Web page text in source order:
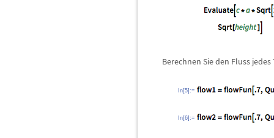
Berechnen Sie den Fluss
In[5]:=
In[6]:=